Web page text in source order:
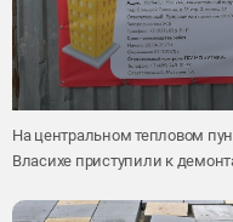
На центральном тепловом
Власихе приступили к